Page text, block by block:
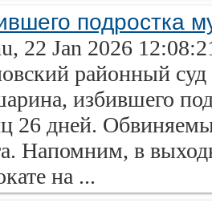
подростка
22 Jan 2026
районный суд
избившего
26 дней.
Напомним, в
на ...